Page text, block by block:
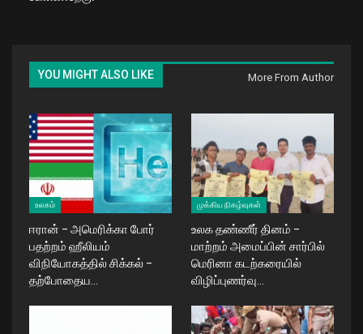
YOU MIGHT ALSO LIKE More From Author
உலகம்
ஈரான் – அமெரிக்கா போர்
பதற்றம் ஹீலியம்
விநியோகத்தில் சிக்கல் –
தற்போதைய…
முக்கிய நிகழ்வுகள்
உலக தண்ணீர் தினம் –
மாற்றம் அமைப்பின் சார்பில்
மெரினா கடற்கரையில்
விழிப்புணர்வு…